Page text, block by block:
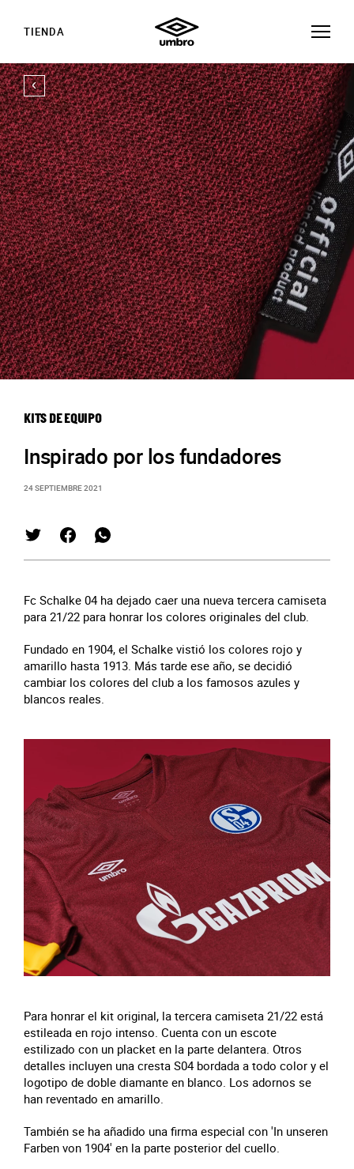
TIENDA
KITS DE EQUIPO
Inspirado por los fundadores
24 SEPTIEMBRE 2021
Fc Schalke 04 ha dejado caer una nueva tercera camiseta
para 21/22 para honrar los colores originales del club.
Fundado en 1904, el Schalke vistió los colores rojo y
amarillo hasta 1913. Más tarde ese año, se decidió
cambiar los colores del club a los famosos azules y
blancos reales.
Para honrar el kit original, la tercera camiseta 21/22 está
estileada en rojo intenso. Cuenta con un escote
estilizado con un placket en la parte delantera. Otros
detalles incluyen una cresta S04 bordada a todo color y el
logotipo de doble diamante en blanco. Los adornos se
han reventado en amarillo.
También se ha añadido una firma especial con 'In unseren
Farben von 1904' en la parte posterior del cuello.